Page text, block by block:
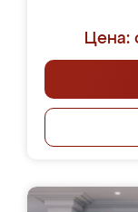
Цена: